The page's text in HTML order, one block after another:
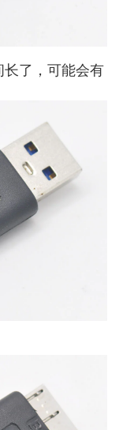
了，可能会有